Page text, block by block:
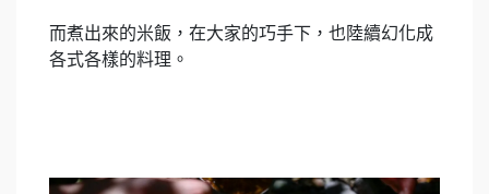
而煮出來的米飯，在大家的巧手下，也陸續幻化成
各式各樣的料理。